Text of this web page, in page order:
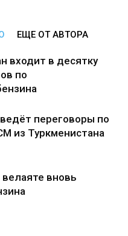
ЕЩЕ ОТ АВТОРА
входит в десятку
по
переговоры по
из Туркменистана
вновь